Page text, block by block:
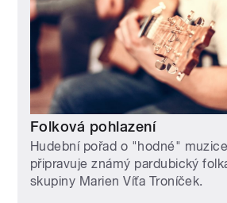
Folková pohlazení
Hudební pořad o "hodné"
připravuje známý pardubický
skupiny Marien Víťa Troníček.